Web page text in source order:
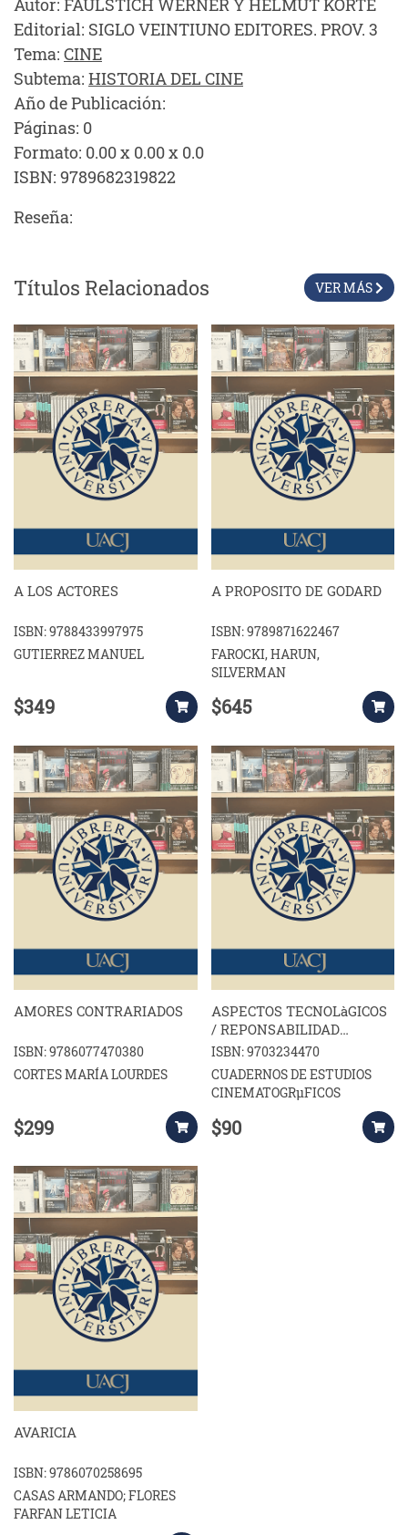
Autor: FAULSTICH WERNER Y HELMUT KORTE
Editorial: SIGLO VEINTIUNO EDITORES. PROV. 3
Tema: CINE
Subtema: HISTORIA DEL CINE
Año de Publicación:
Páginas: 0
Formato: 0.00 x 0.00 x 0.0
ISBN: 9789682319822
Reseña:
Títulos Relacionados VER MÁS
A LOS ACTORES
ISBN: 9788433997975
GUTIERREZ MANUEL
$349
A PROPOSITO DE GODARD
ISBN: 9789871622467
FAROCKI, HARUN,
SILVERMAN
$645
AMORES CONTRARIADOS
ISBN: 9786077470380
CORTES MARÍA LOURDES
$299
ASPECTOS TECNOLàGICOS
/ REPONSABILIDAD
ACADÉMICA ARMANDO
CASAS
ISBN: 9703234470
CUADERNOS DE ESTUDIOS
CINEMATOGRµFICOS
$90
AVARICIA
ISBN: 9786070258695
CASAS ARMANDO; FLORES
FARFAN LETICIA